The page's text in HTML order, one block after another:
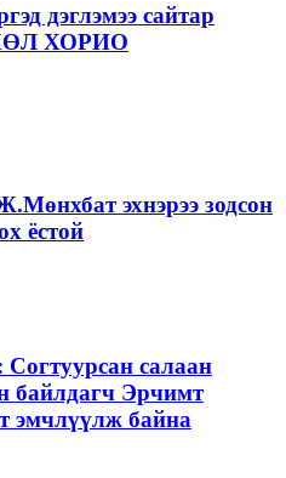
дэглэмээ сайтар
ХОРИО
эхнэрээ зодсон
ёстой
салаан
байлдагч Эрчимт
эмчлүүлж байна